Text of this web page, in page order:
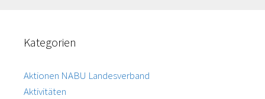
Kategorien
Aktionen NABU Landesverband
Aktivitäten